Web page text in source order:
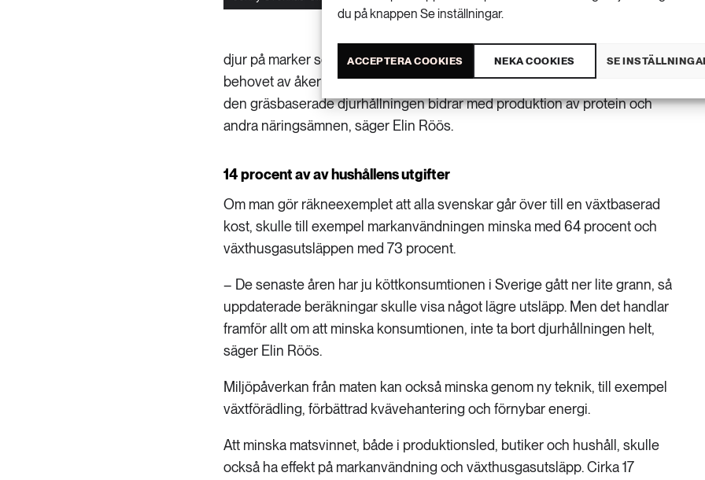
du på knappen Se inställningar.
ACCEPTERA COOKIES NEKA COOKIES SE
– Ett argument för en viss typ av
djur på marker som det inte går att odla vegetabilier på. På så sätt minskar
behovet av åkermark för att producera mat till jordens befolkning, eftersom
den gräsbaserade djurhållningen bidrar med produktion av protein och
andra näringsämnen, säger Elin Röös.
14 procent av av hushållens utgifter
Om man gör räkneexemplet att alla svenskar går över till en växtbaserad
kost, skulle till exempel markanvändningen minska med 64 procent och
växthusgasutsläppen med 73 procent.
– De senaste åren har ju köttkonsumtionen i Sverige gått ner lite grann, så
uppdaterade beräkningar skulle visa något lägre utsläpp. Men det handlar
framför allt om att minska konsumtionen, inte ta bort djurhållningen helt,
säger Elin Röös.
Miljöpåverkan från maten kan också minska genom ny teknik, till exempel
växtförädling, förbättrad kvävehantering och förnybar energi.
Att minska matsvinnet, både i produktionsled, butiker och hushåll, skulle
också ha effekt på markanvändning och växthusgasutsläpp. Cirka 17